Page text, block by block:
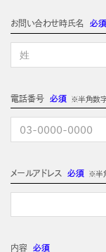
お問い合わせ時氏名 必須
電話番号必須 ※半角数字
メールアドレス 必須 ※半
内容 必須